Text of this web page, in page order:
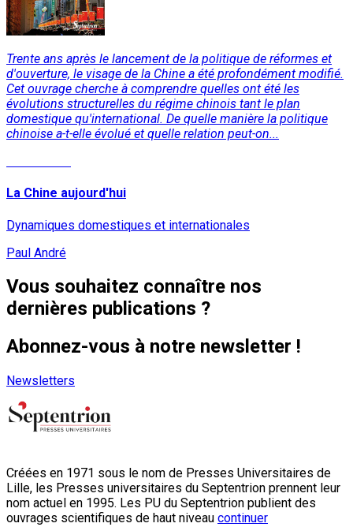
Trente ans après le lancement de la politique de réformes et
d'ouverture, le visage de la Chine a été profondément modifié.
Cet ouvrage cherche à comprendre quelles ont été les
évolutions structurelles du régime chinois tant le plan
domestique qu'international. De quelle manière la politique
chinoise a-t-elle évolué et quelle relation peut-on...
La Chine aujourd'hui
Dynamiques domestiques et internationales
Paul André
Vous souhaitez connaître nos
dernières publications ?
Abonnez-vous à notre newsletter !
Newsletters
Créées en 1971 sous le nom de Presses Universitaires de
Lille, les Presses universitaires du Septentrion prennent leur
nom actuel en 1995. Les PU du Septentrion publient des
ouvrages scientifiques de haut niveau continuer